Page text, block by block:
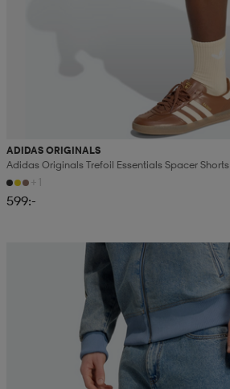
ADIDAS ORIGINALS
Adidas Originals Trefoil Essentials Spacer Shorts
+1
599:-